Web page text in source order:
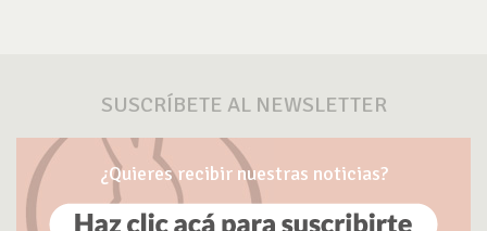
SUSCRÍBETE AL NEWSLETTER
¿Quieres recibir nuestras noticias?